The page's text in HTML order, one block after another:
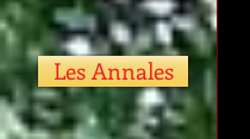
Les Annales